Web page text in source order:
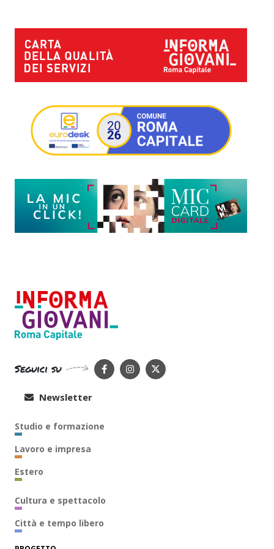
Seguici su
Newsletter
Studio e formazione
Lavoro e impresa
Estero
Cultura e spettacolo
Città e tempo libero